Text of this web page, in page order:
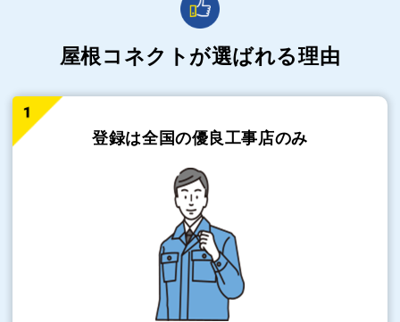
屋根コネクトが選ばれる理由
登録は全国の優良工事店のみ